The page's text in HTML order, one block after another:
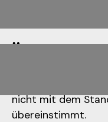
nicht mit dem
übereinstimmt.